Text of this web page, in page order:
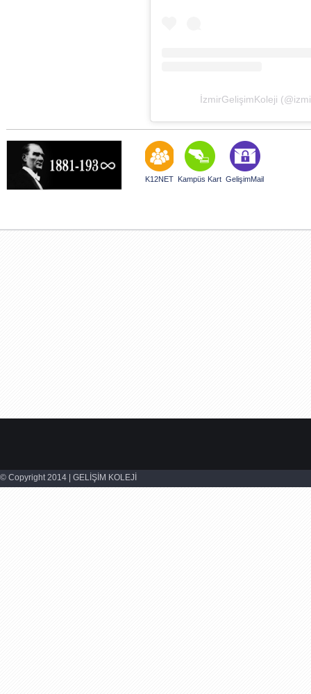
İzmirGelişimKoleji
K12NET Kampüs Kart GelişimMail
© Copyright 2014 | GELİŞİM KOLEJİ